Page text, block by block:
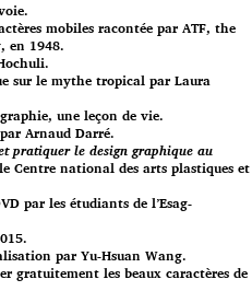
mobiles racontée par ATF, the
en 1948.
sur le mythe tropical par Laura
une leçon de vie.
Arnaud Darré.
pratiquer le design graphique au
Centre national des arts plastiques et
par les étudiants de l’Esag-
par Yu-Hsuan Wang.
gratuitement les beaux caractères de